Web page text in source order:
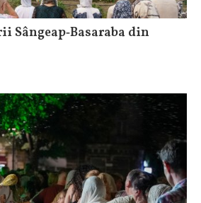
Sângeap‑Basaraba din